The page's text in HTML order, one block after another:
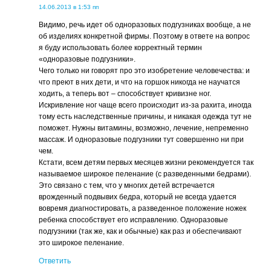
14.06.2013 в 1:53 пп
Видимо, речь идет об одноразовых подгузниках вообще, а не
об изделиях конкретной фирмы. Поэтому в ответе на вопрос
я буду использовать более корректный термин
«одноразовые подгузники».
Чего только ни говорят про это изобретение человечества: и
что преют в них дети, и что на горшок никогда не научатся
ходить, а теперь вот – способствует кривизне ног.
Искривление ног чаще всего происходит из-за рахита, иногда
тому есть наследственные причины, и никакая одежда тут не
поможет. Нужны витамины, возможно, лечение, непременно
массаж. И одноразовые подгузники тут совершенно ни при
чем.
Кстати, всем детям первых месяцев жизни рекомендуется так
называемое широкое пеленание (с разведенными бедрами).
Это связано с тем, что у многих детей встречается
врожденный подвывих бедра, который не всегда удается
вовремя диагностировать, а разведенное положение ножек
ребенка способствует его исправлению. Одноразовые
подгузники (так же, как и обычные) как раз и обеспечивают
это широкое пеленание.
Ответить